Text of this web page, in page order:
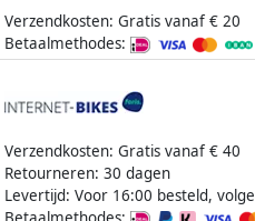
Verzendkosten: Gratis vanaf € 20
Betaalmethodes:
Verzendkosten: Gratis vanaf € 40
Retourneren: 30 dagen
Levertijd: Voor 16:00 besteld,